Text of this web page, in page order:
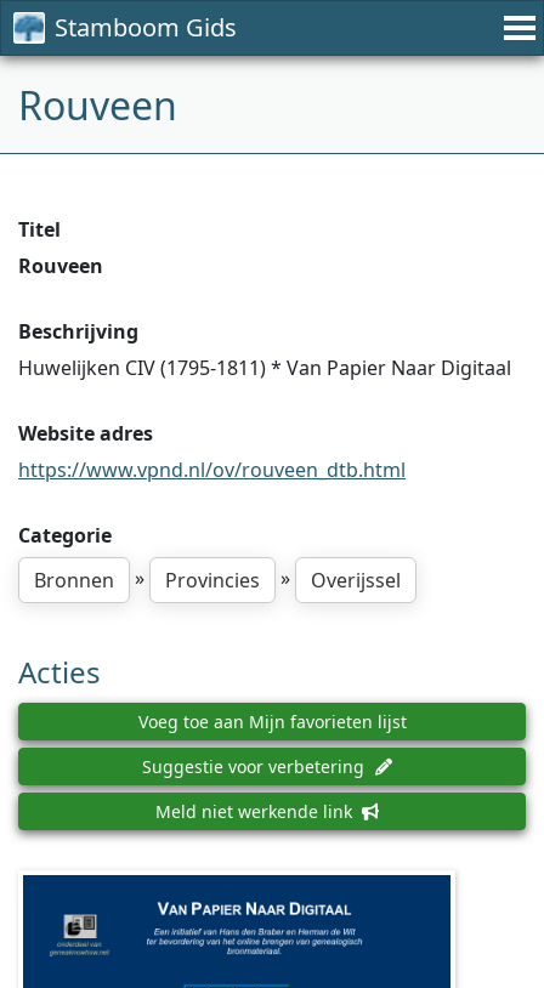
Stamboom Gids
Rouveen
Titel
Rouveen
Beschrijving
Huwelijken CIV (1795-1811) * Van Papier Naar Digitaal
Website adres
https://www.vpnd.nl/ov/rouveen_dtb.html
Categorie
Bronnen
» Provincies » Overijssel
Acties
Voeg toe aan Mijn favorieten lijst
Suggestie voor verbetering
Meld niet werkende link